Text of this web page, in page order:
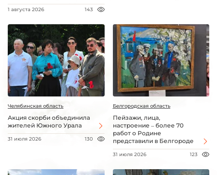
1 августа 2026 143
Челябинская область
Акция скорби объединила
жителей Южного Урала
31 июля 2026 130
Белгородская область
Пейзажи, лица,
настроение – более 70
работ о Родине
представили в Белгороде
31 июля 2026 123